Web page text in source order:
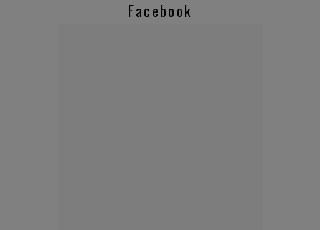
Facebook